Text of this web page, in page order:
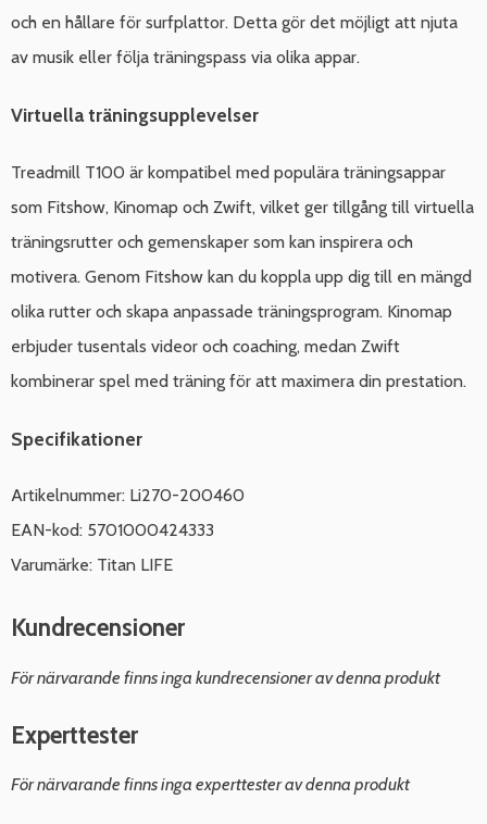
och en hållare för surfplattor. Detta gör det möjligt att njuta
av musik eller följa träningspass via olika appar.
Virtuella träningsupplevelser
Treadmill T100 är kompatibel med populära träningsappar
som Fitshow, Kinomap och Zwift, vilket ger tillgång till virtuella
träningsrutter och gemenskaper som kan inspirera och
motivera. Genom Fitshow kan du koppla upp dig till en mängd
olika rutter och skapa anpassade träningsprogram. Kinomap
erbjuder tusentals videor och coaching, medan Zwift
kombinerar spel med träning för att maximera din prestation.
Specifikationer
Artikelnummer: Li270-200460
EAN-kod: 5701000424333
Varumärke: Titan LIFE
Kundrecensioner
För närvarande finns inga kundrecensioner av denna produkt
Experttester
För närvarande finns inga experttester av denna produkt